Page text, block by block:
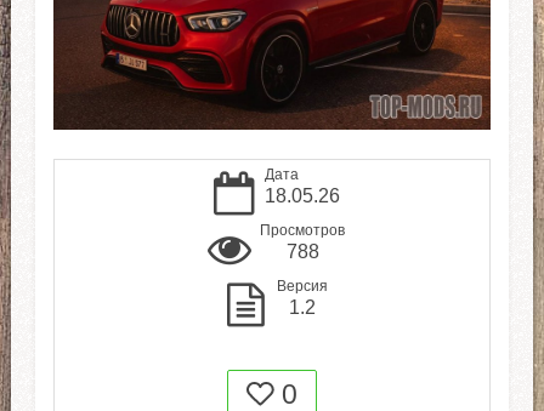
Дата
18.05.26
Просмотров
788
Версия
1.2
0